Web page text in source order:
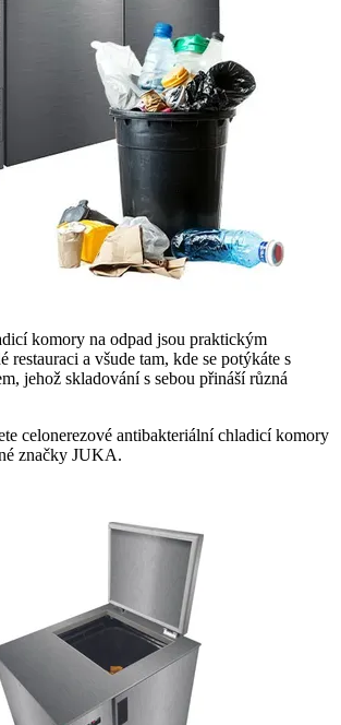
komory na odpad jsou praktickým
restauraci a všude tam, kde se potýkáte s
jehož skladování s sebou přináší různá
celonerezové antibakteriální chladicí komory
značky JUKA.